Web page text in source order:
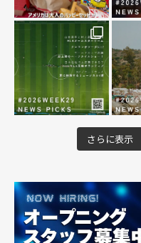
さらに表示